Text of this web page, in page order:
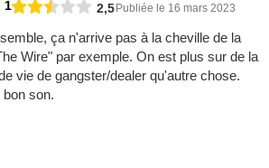
1 2,5Publiée le 16 mars 2023
ça n'arrive pas à la cheville de la
Wire" par exemple. On est plus sur de la
vie de gangster/dealer qu'autre chose.
son.